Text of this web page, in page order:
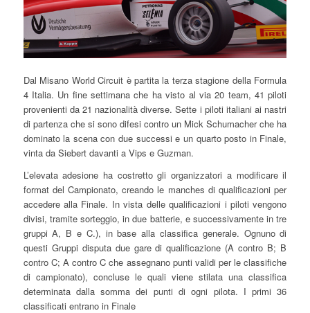
Dal Misano World Circuit è partita la terza stagione della Formula
4 Italia. Un fine settimana che ha visto al via 20 team, 41 piloti
provenienti da 21 nazionalità diverse. Sette i piloti italiani ai nastri
di partenza che si sono difesi contro un Mick Schumacher che ha
dominato la scena con due successi e un quarto posto in Finale,
vinta da Siebert davanti a Vips e Guzman.
L’elevata adesione ha costretto gli organizzatori a modificare il
format del Campionato, creando le manches di qualificazioni per
accedere alla Finale. In vista delle qualificazioni i piloti vengono
divisi, tramite sorteggio, in due batterie, e successivamente in tre
gruppi A, B e C.), in base alla classifica generale. Ognuno di
questi Gruppi disputa due gare di qualificazione (A contro B; B
contro C; A contro C che assegnano punti validi per le classifiche
di campionato), concluse le quali viene stilata una classifica
determinata dalla somma dei punti di ogni pilota. I primi 36
classificati entrano in Finale